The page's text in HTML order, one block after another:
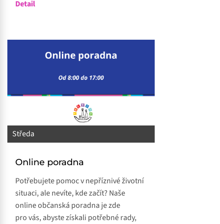
Detail
Středa
Online poradna
Potřebujete pomoc v nepříznivé životní
situaci, ale nevíte, kde začít? Naše
online občanská poradna je zde
pro vás, abyste získali potřebné rady,